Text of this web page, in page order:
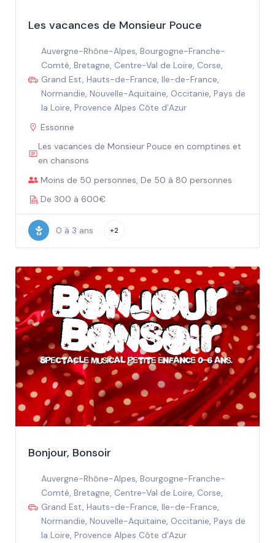
Les vacances de Monsieur Pouce
Auvergne-Rhône-Alpes, Bourgogne-Franche-
Comté, Bretagne, Centre-Val de Loire, Corse,
Grand Est, Hauts-de-France, Ile-de-France,
Normandie, Nouvelle-Aquitaine, Occitanie, Pays de
la Loire, Provence Alpes Côte d’Azur
Essonne
Les vacances de Monsieur Pouce en comptines et
en chansons
Moins de 50 personnes, De 50 à 80 personnes
De 300 à 600€
0 à 3 ans +2
Bonjour, Bonsoir
Auvergne-Rhône-Alpes, Bourgogne-Franche-
Comté, Bretagne, Centre-Val de Loire, Corse,
Grand Est, Hauts-de-France, Ile-de-France,
Normandie, Nouvelle-Aquitaine, Occitanie, Pays de
la Loire, Provence Alpes Côte d’Azur